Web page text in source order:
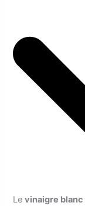
Levinaigre blanc